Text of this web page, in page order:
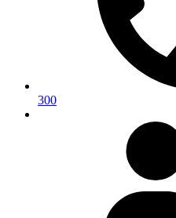
300